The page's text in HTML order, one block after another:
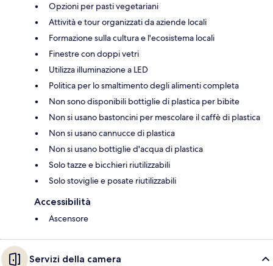
Opzioni per pasti vegetariani
Attività e tour organizzati da aziende locali
Formazione sulla cultura e l'ecosistema locali
Finestre con doppi vetri
Utilizza illuminazione a LED
Politica per lo smaltimento degli alimenti completa
Non sono disponibili bottiglie di plastica per bibite
Non si usano bastoncini per mescolare il caffè di plastica
Non si usano cannucce di plastica
Non si usano bottiglie d'acqua di plastica
Solo tazze e bicchieri riutilizzabili
Solo stoviglie e posate riutilizzabili
Accessibilità
Ascensore
Servizi della camera